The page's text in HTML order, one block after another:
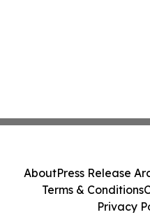
AboutPress Release
Terms & Conditions
Privacy